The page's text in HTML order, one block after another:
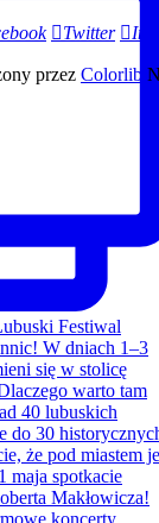
Twitter
przez Colorlib